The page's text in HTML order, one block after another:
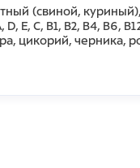
(свиной,
C, B1, B2, B4, B6,
черника,